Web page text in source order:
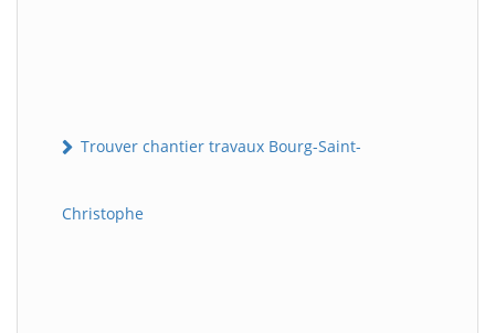
Trouver chantier travaux Bourg-Saint-
Christophe